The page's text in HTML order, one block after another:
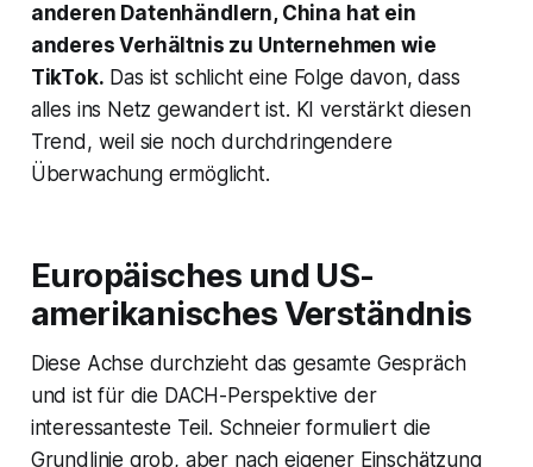
anderen Datenhändlern, China hat ein
anderes Verhältnis zu Unternehmen wie
TikTok. Das ist schlicht eine Folge davon, dass
alles ins Netz gewandert ist. KI verstärkt diesen
Trend, weil sie noch durchdringendere
Überwachung ermöglicht.
Europäisches und US-
amerikanisches Verständnis
Diese Achse durchzieht das gesamte Gespräch
und ist für die DACH-Perspektive der
interessanteste Teil. Schneier formuliert die
Grundlinie grob, aber nach eigener Einschätzung